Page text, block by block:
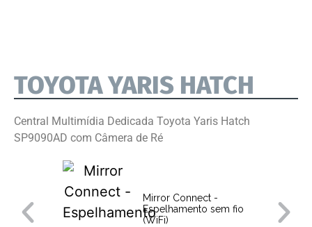
TOYOTA YARIS HATCH
Central Multimídia Dedicada Toyota Yaris Hatch
SP9090AD com Câmera de Ré
Mirror Connect -
Espelhamento sem fio
(WiFi)